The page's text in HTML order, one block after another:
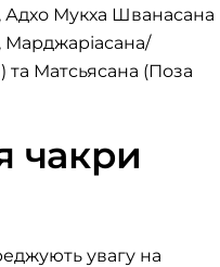
Адхо Мукха Шванасана
та Матсьясана (Поза
чакри
увагу на